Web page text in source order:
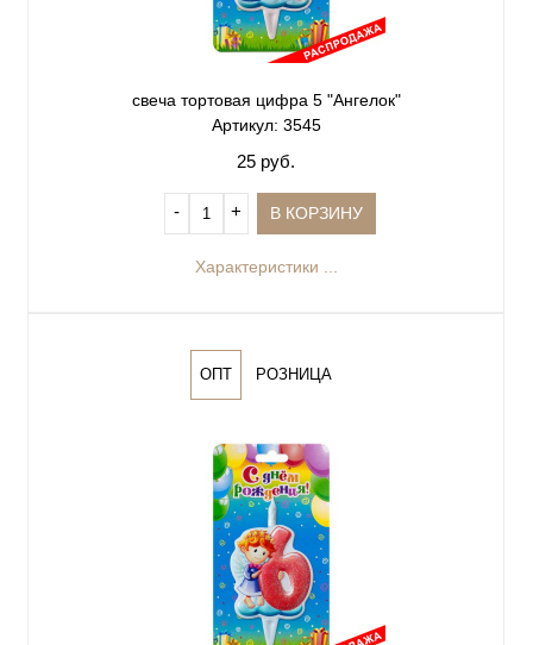
свеча тортовая цифра 5 "Ангелок"
Артикул: 3545
25 руб.
‐ + В КОРЗИНУ
Характеристики ...
ОПТ РОЗНИЦА